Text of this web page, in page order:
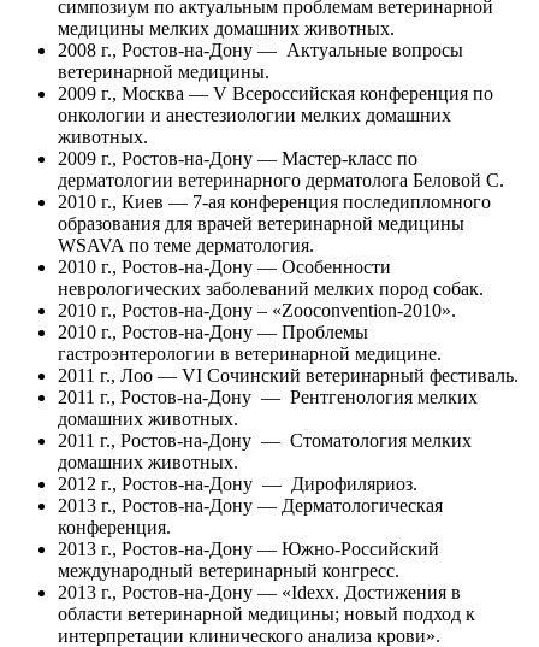
симпозиум по актуальным проблемам ветеринарной
медицины мелких домашних животных.
2008 г., Ростов-на-Дону — Актуальные вопросы
ветеринарной медицины.
2009 г., Москва — V Всероссийская конференция по
онкологии и анестезиологии мелких домашних
животных.
2009 г., Ростов-на-Дону — Мастер-класс по
дерматологии ветеринарного дерматолога Беловой С.
2010 г., Киев — 7-ая конференция последипломного
образования для врачей ветеринарной медицины
WSAVA по теме дерматология.
2010 г., Ростов-на-Дону — Особенности
неврологических заболеваний мелких пород собак.
2010 г., Ростов-на-Дону – «Zooconvention-2010».
2010 г., Ростов-на-Дону — Проблемы
гастроэнтерологии в ветеринарной медицине.
2011 г., Лоо — VI Сочинский ветеринарный фестиваль.
2011 г., Ростов-на-Дону — Рентгенология мелких
домашних животных.
2011 г., Ростов-на-Дону — Стоматология мелких
домашних животных.
2012 г., Ростов-на-Дону — Дирофиляриоз.
2013 г., Ростов-на-Дону — Дерматологическая
конференция.
2013 г., Ростов-на-Дону — Южно-Российский
международный ветеринарный конгресс.
2013 г., Ростов-на-Дону — «Idexx. Достижения в
области ветеринарной медицины; новый подход к
интерпретации клинического анализа крови».